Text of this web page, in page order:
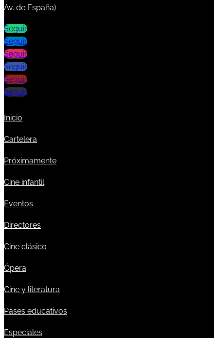
Av. de España)
Seguir
Seguir
Seguir
Seguir
Seguir
Seguir
Inicio
Cartelera
Próximamente
Cine infantil
Eventos
Directores
Cine clásico
Ópera
Cine y literatura
Pases educativos
Especiales